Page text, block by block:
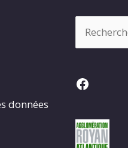
données
Facebook